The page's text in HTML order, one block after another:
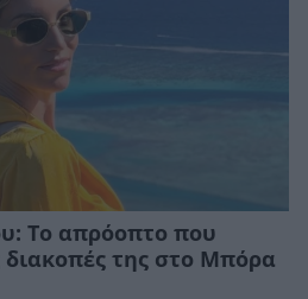
Το απρόοπτο που
διακοπές της στο Μπόρα